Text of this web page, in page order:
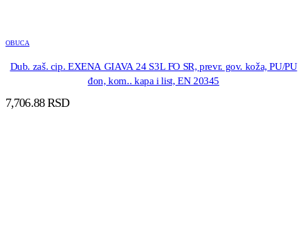
OBUCA
Dub. zaš. cip. EXENA GIAVA 24 S3L FO SR, prevr. gov. koža, PU/PU
đon, kom.. kapa i list, EN 20345
7,706.88RSD